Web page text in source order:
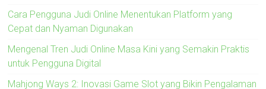
Cara Pengguna Judi Online Menentukan Platform yang
Cepat dan Nyaman Digunakan
Mengenal Tren Judi Online Masa Kini yang Semakin Praktis
untuk Pengguna Digital
Mahjong Ways 2: Inovasi Game Slot yang Bikin Pengalaman